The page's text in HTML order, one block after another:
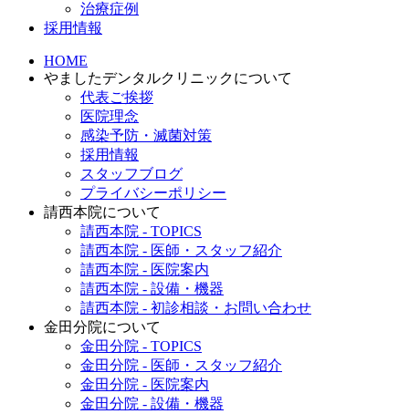
治療症例
採用情報
HOME
やましたデンタルクリニックについて
代表ご挨拶
医院理念
感染予防・滅菌対策
採用情報
スタッフブログ
プライバシーポリシー
請西本院について
請西本院 - TOPICS
請西本院 - 医師・スタッフ紹介
請西本院 - 医院案内
請西本院 - 設備・機器
請西本院 - 初診相談・お問い合わせ
金田分院について
金田分院 - TOPICS
金田分院 - 医師・スタッフ紹介
金田分院 - 医院案内
金田分院 - 設備・機器